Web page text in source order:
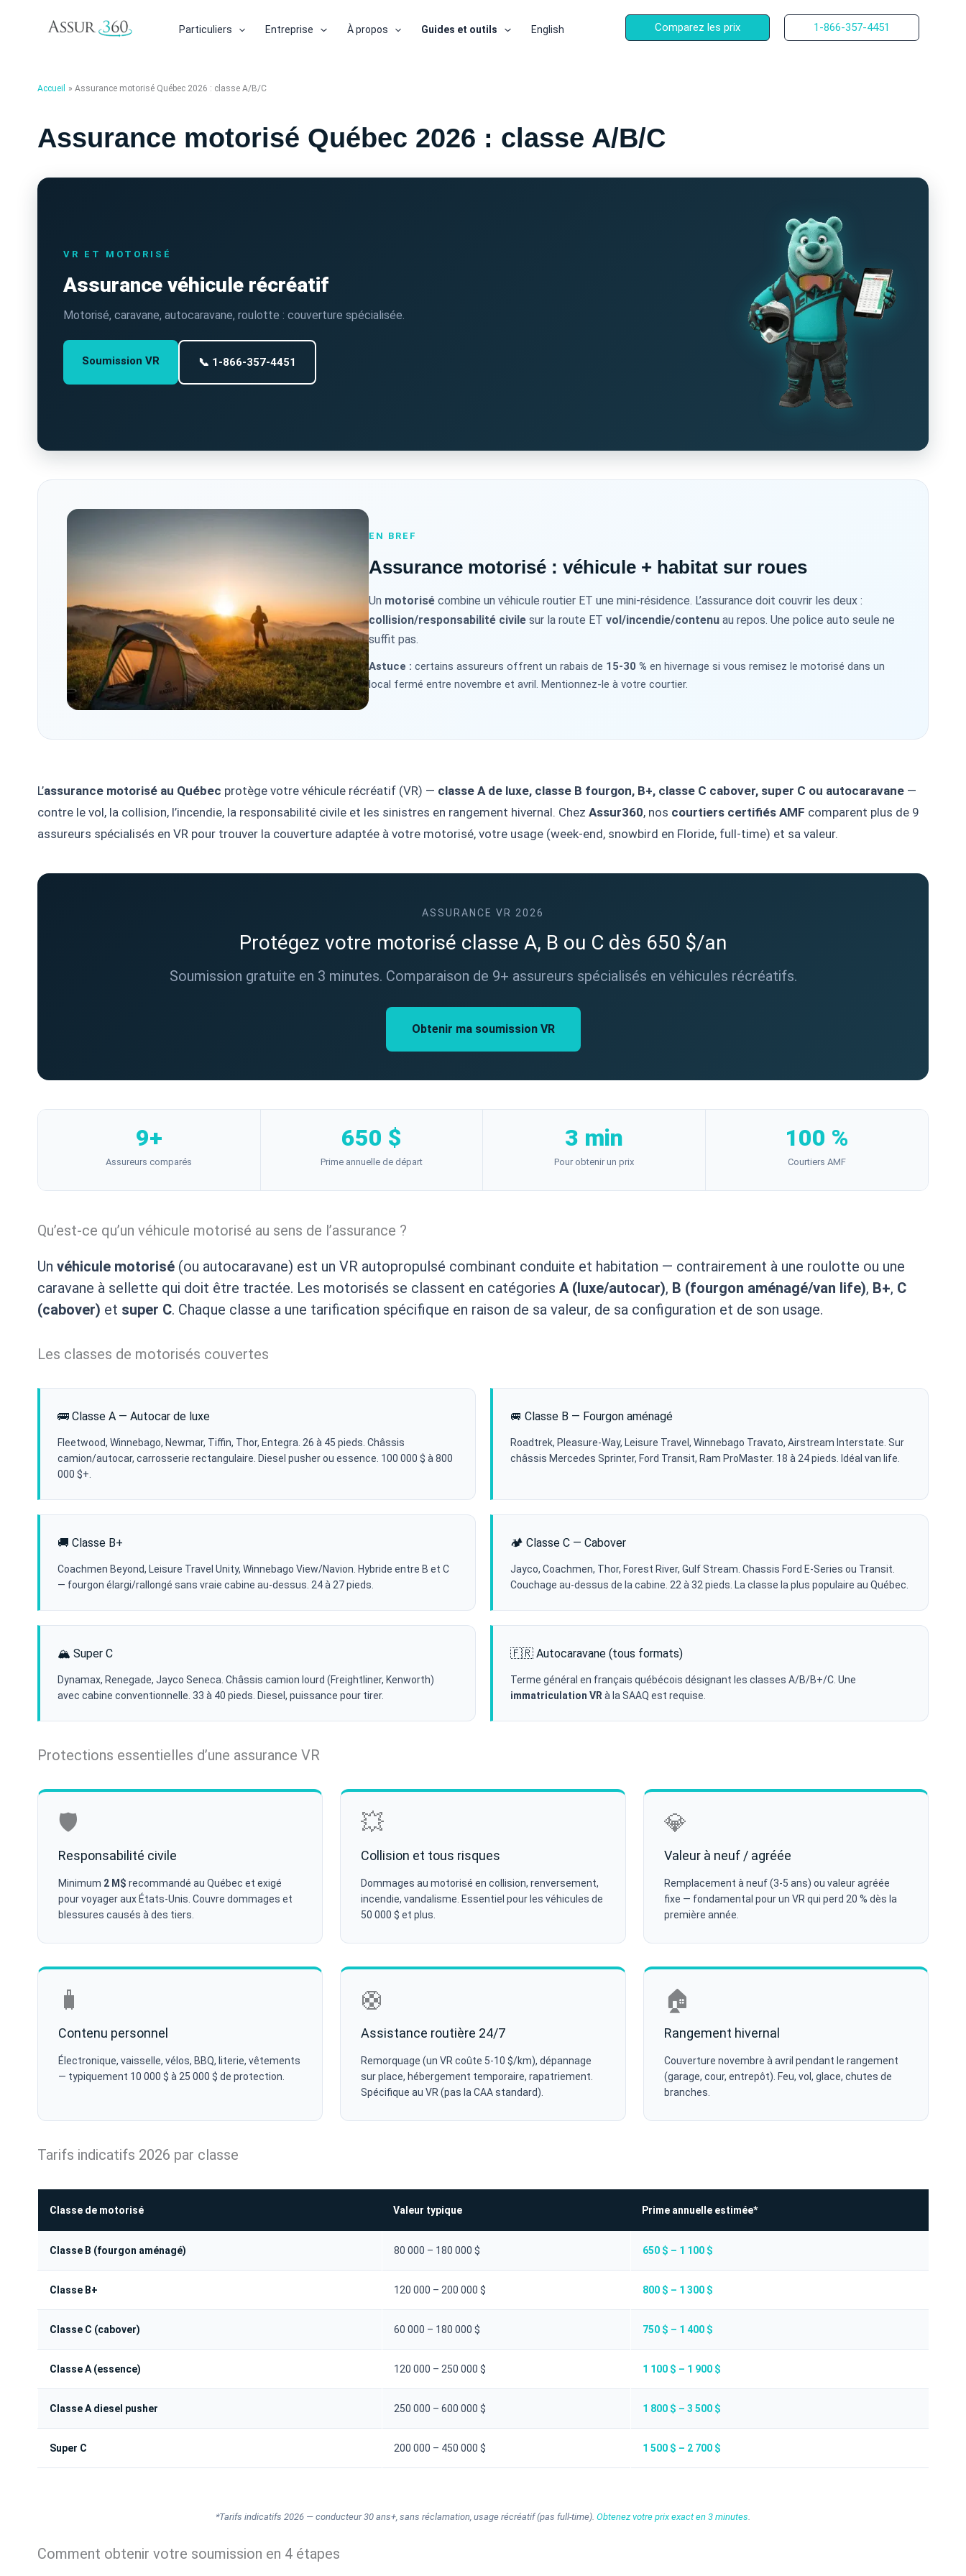
Particuliers Entreprise À propos Guides et outils English Comparez les prix 1-866-357-4451
Accueil Assurance motorisé Québec 2026 : classe A/B/C
Assurance motorisé Québec 2026 : classe A/B/C
VR ET MOTORISÉ
Assurance véhicule récréatif
Motorisé, caravane, autocaravane, roulotte : couverture spécialisée.
Soumission VR 📞 1-866-357-4451
EN BREF
Assurance motorisé : véhicule + habitat sur roues
Un motorisé combine un véhicule routier ET une mini-résidence. L’assurance doit couvrir les deux :
collision/responsabilité civile sur la route ET vol/incendie/contenu au repos. Une police auto seule ne
suffit pas.
Astuce : certains assureurs offrent un rabais de 15-30 % en hivernage si vous remisez le motorisé dans un
local fermé entre novembre et avril. Mentionnez-le à votre courtier.
L’assurance motorisé au Québec protège votre véhicule récréatif (VR) — classe A de luxe, classe B fourgon, B+, classe C cabover, super C ou autocaravane —
contre le vol, la collision, l’incendie, la responsabilité civile et les sinistres en rangement hivernal. Chez Assur360, nos courtiers certifiés AMF comparent plus de 9
assureurs spécialisés en VR pour trouver la couverture adaptée à votre motorisé, votre usage (week-end, snowbird en Floride, full-time) et sa valeur.
ASSURANCE VR 2026
Protégez votre motorisé classe A, B ou C dès 650 $/an
Soumission gratuite en 3 minutes. Comparaison de 9+ assureurs spécialisés en véhicules récréatifs.
Obtenir ma soumission VR
9+
Assureurs comparés
650 $
Prime annuelle de départ
3 min
Pour obtenir un prix
100 %
Courtiers AMF
Qu’est-ce qu’un véhicule motorisé au sens de l’assurance ?
Un véhicule motorisé (ou autocaravane) est un VR autopropulsé combinant conduite et habitation — contrairement à une roulotte ou une
caravane à sellette qui doit être tractée. Les motorisés se classent en catégories A (luxe/autocar), B (fourgon aménagé/van life), B+, C
(cabover) et super C. Chaque classe a une tarification spécifique en raison de sa valeur, de sa configuration et de son usage.
Les classes de motorisés couvertes
🚌 Classe A — Autocar de luxe
Fleetwood, Winnebago, Newmar, Tiffin, Thor, Entegra. 26 à 45 pieds. Châssis
camion/autocar, carrosserie rectangulaire. Diesel pusher ou essence. 100 000 $ à 800
000 $+.
🚐 Classe B — Fourgon aménagé
Roadtrek, Pleasure-Way, Leisure Travel, Winnebago Travato, Airstream Interstate. Sur
châssis Mercedes Sprinter, Ford Transit, Ram ProMaster. 18 à 24 pieds. Idéal van life.
🚚 Classe B+
Coachmen Beyond, Leisure Travel Unity, Winnebago View/Navion. Hybride entre B et C
— fourgon élargi/rallongé sans vraie cabine au-dessus. 24 à 27 pieds.
🏕️ Classe C — Cabover
Jayco, Coachmen, Thor, Forest River, Gulf Stream. Chassis Ford E-Series ou Transit.
Couchage au-dessus de la cabine. 22 à 32 pieds. La classe la plus populaire au Québec.
🏔️ Super C
Dynamax, Renegade, Jayco Seneca. Châssis camion lourd (Freightliner, Kenworth)
avec cabine conventionnelle. 33 à 40 pieds. Diesel, puissance pour tirer.
🇫🇷 Autocaravane (tous formats)
Terme général en français québécois désignant les classes A/B/B+/C. Une
immatriculation VR à la SAAQ est requise.
Protections essentielles d’une assurance VR
🛡️
Responsabilité civile
Minimum 2 M$ recommandé au Québec et exigé
pour voyager aux États-Unis. Couvre dommages et
blessures causés à des tiers.
💥
Collision et tous risques
Dommages au motorisé en collision, renversement,
incendie, vandalisme. Essentiel pour les véhicules de
50 000 $ et plus.
💎
Valeur à neuf / agréée
Remplacement à neuf (3-5 ans) ou valeur agréée
fixe — fondamental pour un VR qui perd 20 % dès la
première année.
🧳
Contenu personnel
Électronique, vaisselle, vélos, BBQ, literie, vêtements
— typiquement 10 000 $ à 25 000 $ de protection.
🛟
Assistance routière 24/7
Remorquage (un VR coûte 5-10 $/km), dépannage
sur place, hébergement temporaire, rapatriement.
Spécifique au VR (pas la CAA standard).
🏠
Rangement hivernal
Couverture novembre à avril pendant le rangement
(garage, cour, entrepôt). Feu, vol, glace, chutes de
branches.
Tarifs indicatifs 2026 par classe
Classe de motorisé Valeur typique Prime annuelle estimée*
Classe B (fourgon aménagé) 80 000 – 180 000 $ 650 $ – 1 100 $
Classe B+ 120 000 – 200 000 $ 800 $ – 1 300 $
Classe C (cabover) 60 000 – 180 000 $ 750 $ – 1 400 $
Classe A (essence) 120 000 – 250 000 $ 1 100 $ – 1 900 $
Classe A diesel pusher 250 000 – 600 000 $ 1 800 $ – 3 500 $
Super C 200 000 – 450 000 $ 1 500 $ – 2 700 $
*Tarifs indicatifs 2026 — conducteur 30 ans+, sans réclamation, usage récréatif (pas full-time). Obtenez votre prix exact en 3 minutes
Comment obtenir votre soumission en 4 étapes